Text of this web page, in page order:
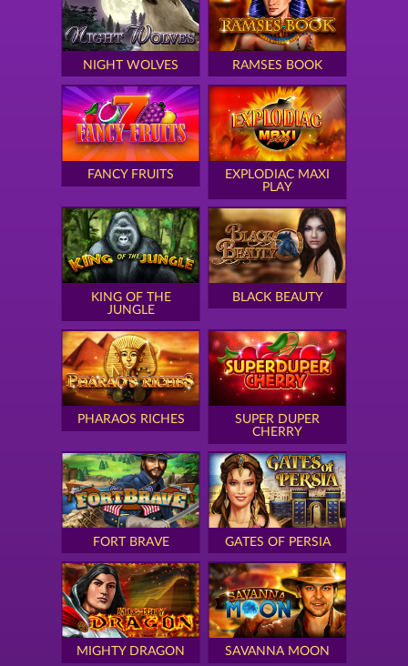
NIGHT WOLVES RAMSES BOOK
FANCY FRUITS
EXPLODIAC MAXI
PLAY
KING OF THE
JUNGLE
BLACK BEAUTY
PHARAOS RICHES
SUPER DUPER
CHERRY
FORT BRAVE GATES OF PERSIA
MIGHTY DRAGON SAVANNA MOON